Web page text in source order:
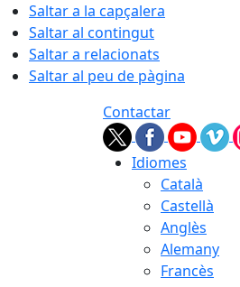
Saltar a la capçalera
Saltar al contingut
Saltar a relacionats
Saltar al peu de pàgina
Contactar
Idiomes
Català
Castellà
Anglès
Alemany
Francès